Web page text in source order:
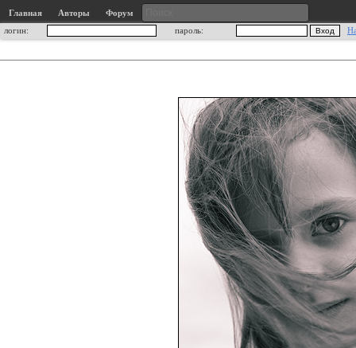
Главная Авторы
Форум
логин:
пароль: